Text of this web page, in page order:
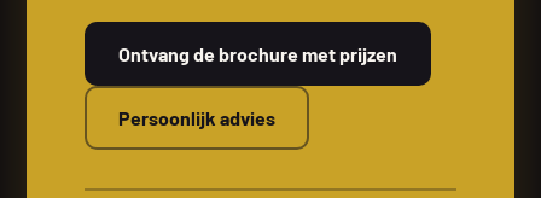
Ontvang de brochure met prijzen
Persoonlijk advies